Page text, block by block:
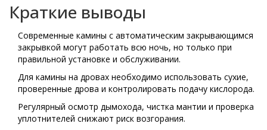
Краткие выводы
Современные камины с автоматическим закрывающимся
закрывкой могут работать всю ночь, но только при
правильной установке и обслуживании.
Для камины на дровах необходимо использовать сухие,
проверенные дрова и контролировать подачу кислорода.
Регулярный осмотр дымохода, чистка мантии и проверка
уплотнителей снижают риск возгорания.